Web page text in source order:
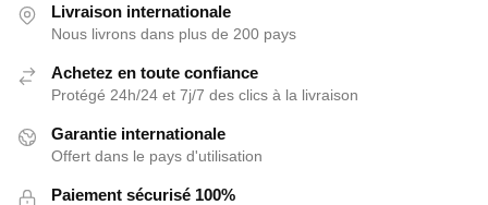
Livraison internationale
Nous livrons dans plus de 200 pays
Achetez en toute confiance
Protégé 24h/24 et 7j/7 des clics à la livraison
Garantie internationale
Offert dans le pays d'utilisation
Paiement sécurisé 100%